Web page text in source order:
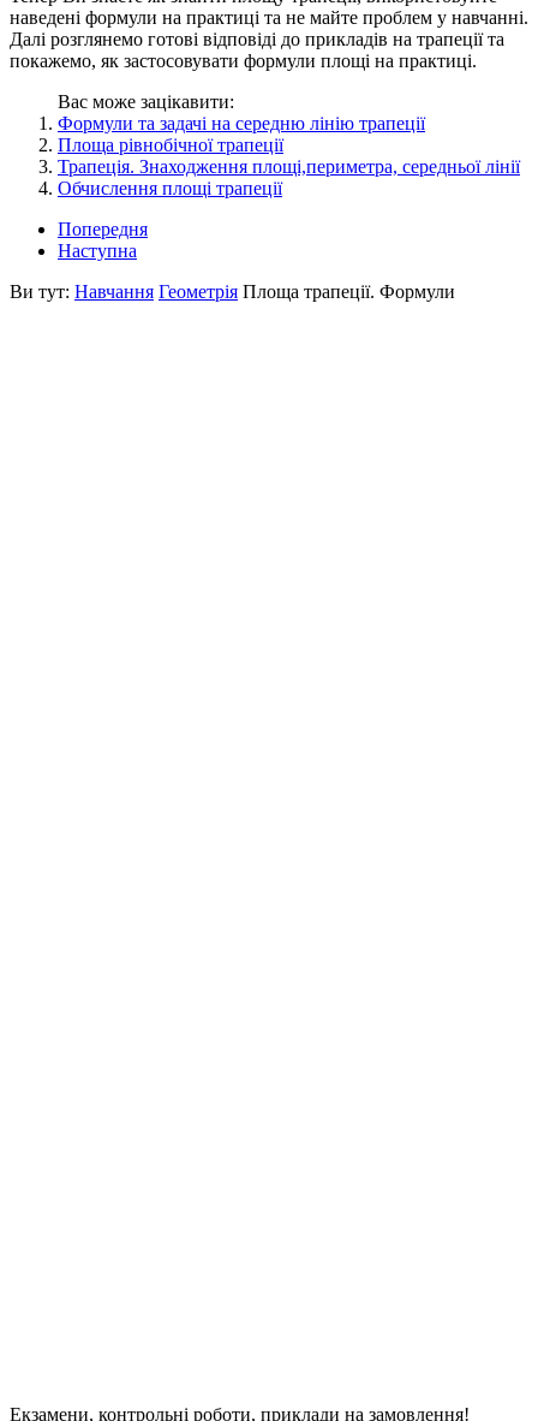
наведені формули на практиці та не майте проблем у навчанні.
Далі розглянемо готові відповіді до прикладів на трапеції та
покажемо, як застосовувати формули площі на практиці.
Вас може зацікавити:
Формули та задачі на середню лінію трапеції
Площа рівнобічної трапеції
Трапеція. Знаходження площі,периметра, середньої лінії
Обчислення площі трапеції
Попередня
Наступна
Ви тут: Навчання Геометрія Площа трапеції. Формули
Екзамени, контрольні роботи, приклади на замовлення!